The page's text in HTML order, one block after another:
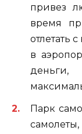
привез
время
отлетать
в
деньги,
Парк